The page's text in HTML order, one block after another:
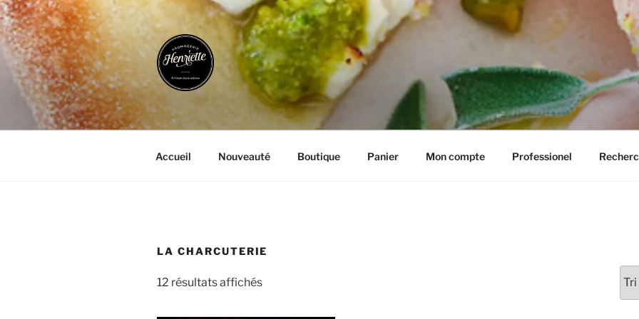
Aller
au
contenu
principal
FROMAGERIE HENRIETTE
Artisan Epicurieux
Accueil Nouveauté Boutique Panier Mon compte Professionel
LA CHARCUTERIE
12 résultats affichés